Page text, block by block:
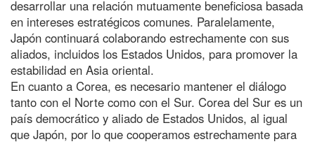
desarrollar una relación mutuamente beneficiosa basada
en intereses estratégicos comunes. Paralelamente,
Japón continuará colaborando estrechamente con sus
aliados, incluidos los Estados Unidos, para promover la
estabilidad en Asia oriental.
En cuanto a Corea, es necesario mantener el diálogo
tanto con el Norte como con el Sur. Corea del Sur es un
país democrático y aliado de Estados Unidos, al igual
que Japón, por lo que cooperamos estrechamente para